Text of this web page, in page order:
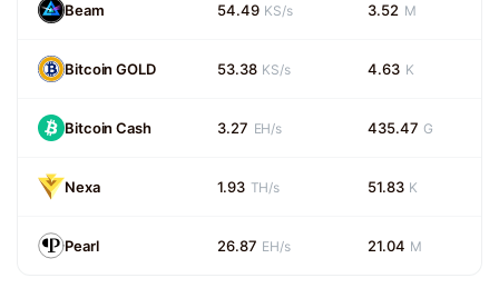
Beam 54.49 KS/s 3.52 M
Bitcoin GOLD 53.38 KS/s 4.63 K
Bitcoin Cash 3.27 EH/s 435.47 G
Nexa 1.93 TH/s 51.83 K
Pearl 26.87 EH/s 21.04 M